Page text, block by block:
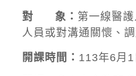
對 象： 第一線醫
人員或對溝通關懷、
開課時間： 113年6月